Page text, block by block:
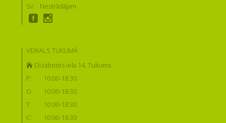
Sv:
Nestrādājam
VEIKALS TUKUMĀ
Elizabetes iela 14, Tukums
P:
10:00-18:30
O:
10:00-18:30
T:
10:00-18:30
C:
10:00-18:30